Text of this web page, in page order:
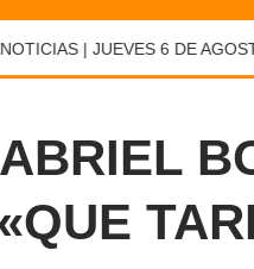
| JUEVES 6 DE AGOSTO